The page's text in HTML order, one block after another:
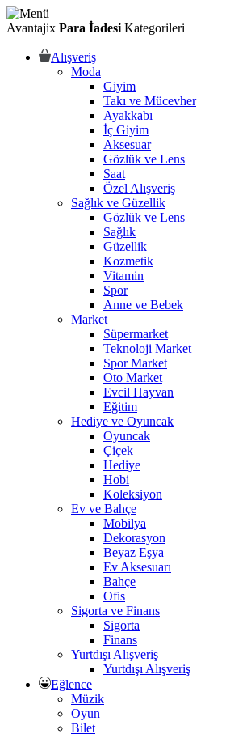
Avantajix Para İadesi Kategorileri
Alışveriş
Moda
Giyim
Takı ve Mücevher
Ayakkabı
İç Giyim
Aksesuar
Gözlük ve Lens
Saat
Özel Alışveriş
Sağlık ve Güzellik
Gözlük ve Lens
Sağlık
Güzellik
Kozmetik
Vitamin
Spor
Anne ve Bebek
Market
Süpermarket
Teknoloji Market
Spor Market
Oto Market
Evcil Hayvan
Eğitim
Hediye ve Oyuncak
Oyuncak
Çiçek
Hediye
Hobi
Koleksiyon
Ev ve Bahçe
Mobilya
Dekorasyon
Beyaz Eşya
Ev Aksesuarı
Bahçe
Ofis
Sigorta ve Finans
Sigorta
Finans
Yurtdışı Alışveriş
Yurtdışı Alışveriş
Eğlence
Müzik
Oyun
Bilet